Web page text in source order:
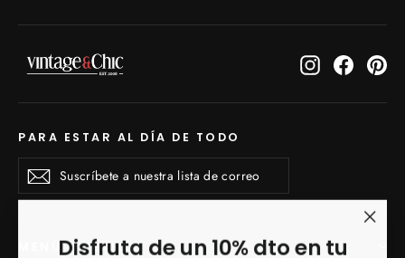
Disfruta de un 10% dto en tu
Instagram
PARA ESTAR AL DÍA DE TODO
nuestra
Suscribirse
MENÚ INFERIOR